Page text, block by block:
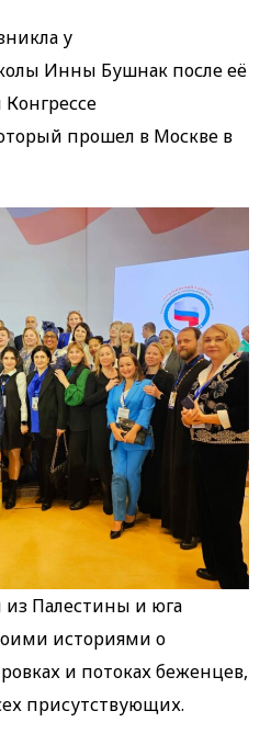
у
Инны Бушнак после её
прошел в Москве в
из Палестины и юга
историями о
и потоках беженцев,
присутствующих.